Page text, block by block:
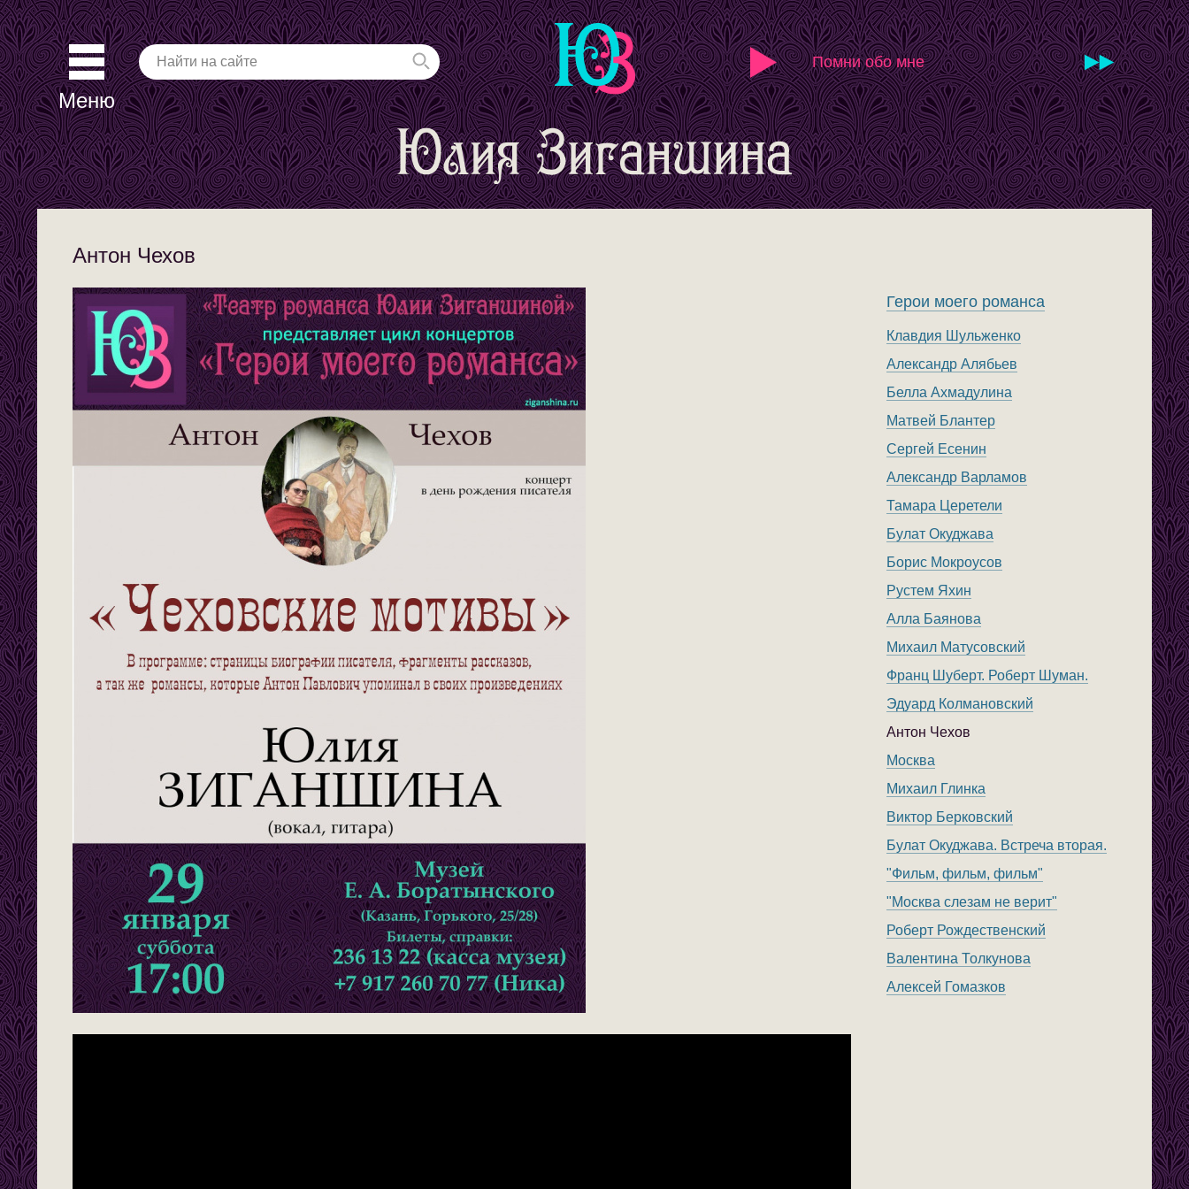
Меню
Помни обо мне
Герои моего романса
Клавдия Шульженко
Александр Алябьев
Белла Ахмадулина
Матвей Блантер
Сергей Есенин
Александр Варламов
Тамара Церетели
Булат Окуджава
Борис Мокроусов
Рустем Яхин
Алла Баянова
Михаил Матусовский
Франц Шуберт. Роберт Шуман.
Эдуард Колмановский
Антон Чехов
Москва
Михаил Глинка
Виктор Берковский
Булат Окуджава. Встреча вторая.
"Фильм, фильм, фильм"
"Москва слезам не верит"
Роберт Рождественский
Валентина Толкунова
Алексей Гомазков
Антон Чехов